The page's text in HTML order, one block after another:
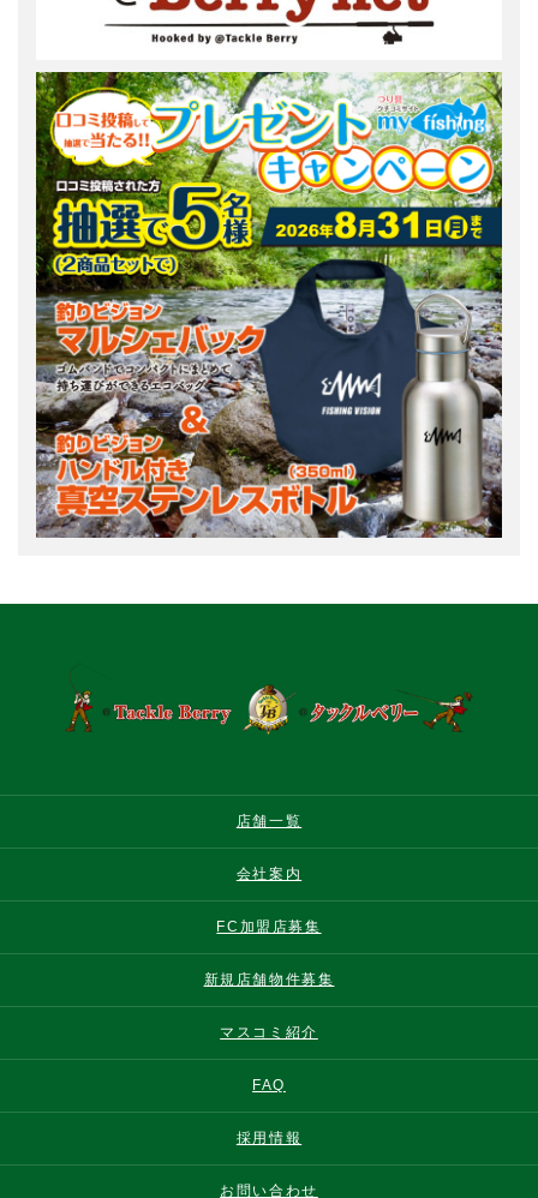
店舗一覧
会社案内
FC加盟店募集
新規店舗物件募集
マスコミ紹介
FAQ
採用情報
お問い合わせ